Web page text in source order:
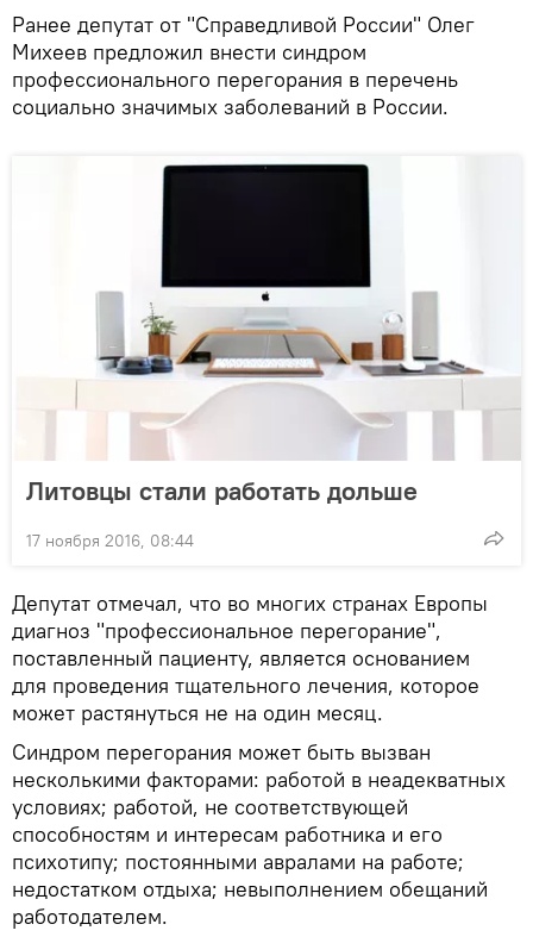
Ранее депутат от "Справедливой России" Олег
Михеев предложил внести синдром
профессионального перегорания в перечень
социально значимых заболеваний в России.
Литовцы стали работать дольше
17 ноября 2016, 08:44
Депутат отмечал, что во многих странах Европы
диагноз "профессиональное перегорание",
поставленный пациенту, является основанием
для проведения тщательного лечения, которое
может растянуться не на один месяц.
Синдром перегорания может быть вызван
несколькими факторами: работой в неадекватных
условиях; работой, не соответствующей
способностям и интересам работника и его
психотипу; постоянными авралами на работе;
недостатком отдыха; невыполнением обещаний
работодателем.